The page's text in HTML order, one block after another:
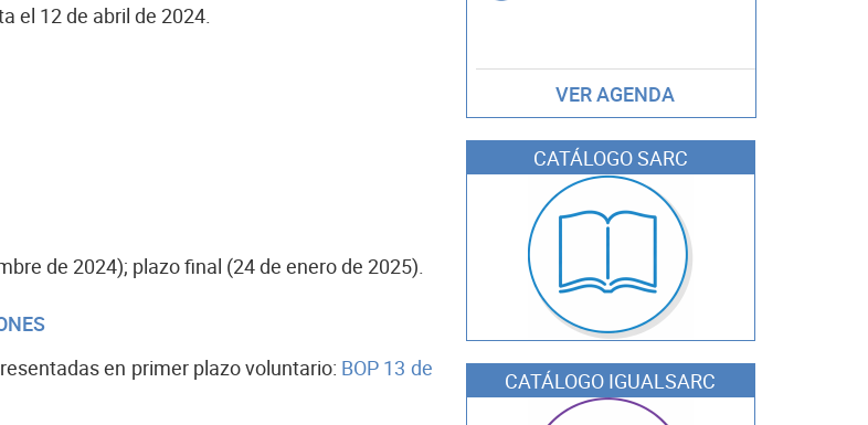
el 12 de abril de 2024.
de 2024); plazo final (24 de enero de 2025).
en primer plazo voluntario: BOP 13 de
VER AGENDA
CATÁLOGO SARC
CATÁLOGO IGUALSARC